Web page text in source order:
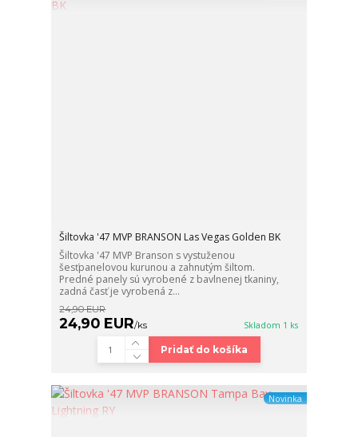
Šiltovka '47 MVP BRANSON Las Vegas Golden BK
Šiltovka '47 MVP Branson s vystuženou
šesťpanelovou kurunou a zahnutým šiltom.
Predné panely sú vyrobené z bavlnenej tkaniny,
zadná časť je vyrobená z...
24,90 EUR
24,90 EUR/ks Skladom 1 ks
Pridať do košíka
Novinka